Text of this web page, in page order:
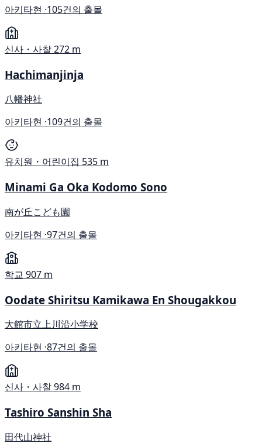
아키타현 ·105건의 출몰
신사・사찰272 m
Hachimanjinja
八幡神社
아키타현 ·109건의 출몰
유치원・어린이집 535 m
Minami Ga Oka Kodomo Sono
南が丘こども園
아키타현 ·97건의 출몰
학교 907 m
Oodate Shiritsu Kamikawa En Shougakkou
大館市立上川沿小学校
아키타현 ·87건의 출몰
신사・사찰984 m
Tashiro Sanshin Sha
田代山神社